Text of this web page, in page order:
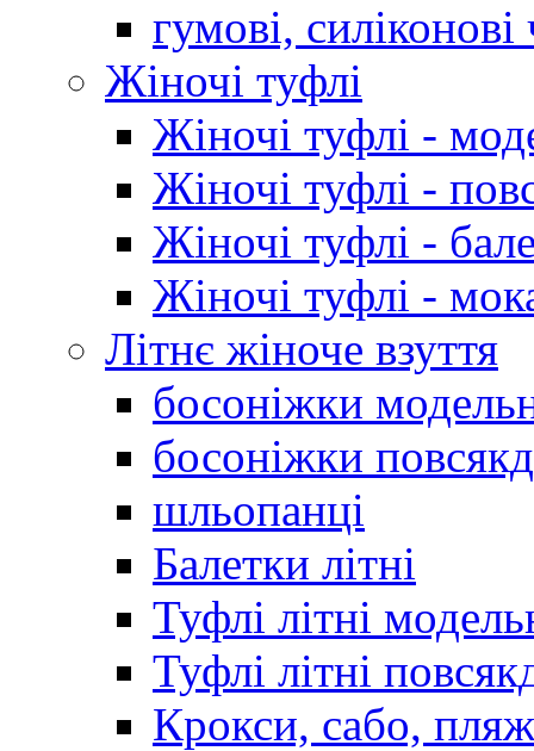
гумові,
Жіночі туфлі
Жіночі туфлі -
Жіночі туфлі -
Жіночі туфлі -
Жіночі туфлі -
Літнє жіноче взуття
босоніжки
босоніжки
шльопанці
Балетки літні
Туфлі літні
Туфлі літні
Крокси, сабо,